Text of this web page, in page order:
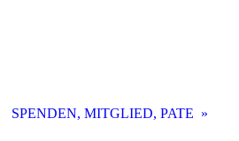
SPENDEN, MITGLIED, PATE